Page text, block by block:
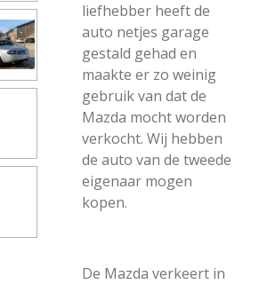
liefhebber heeft de
auto netjes garage
gestald gehad en
maakte er zo weinig
gebruik van dat de
Mazda mocht worden
verkocht. Wij hebben
de auto van de tweede
eigenaar mogen
kopen.
De Mazda verkeert in